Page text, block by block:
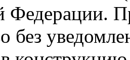
Федерации.
без